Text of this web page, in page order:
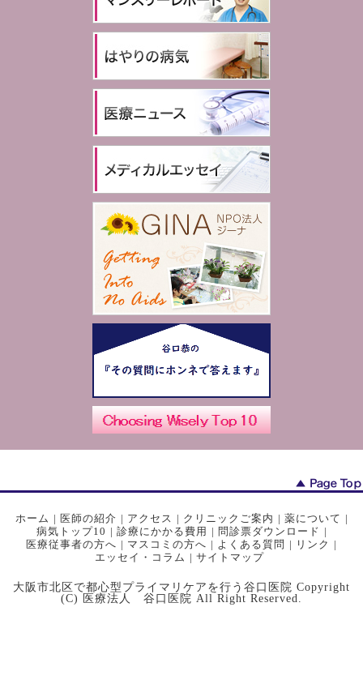
ホーム | 医師の紹介 | アクセス | クリニックご案内 | 薬について |
病気トップ10 | 診療にかかる費用 | 問診票ダウンロード |
医療従事者の方へ | マスコミの方へ | よくある質問 | リンク |
エッセイ・コラム | サイトマップ
大阪市北区で都心型プライマリケアを行う谷口医院 Copyright
(C) 医療法人 谷口医院 All Right Reserved.